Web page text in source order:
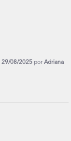
29/08/2025 por Adriana